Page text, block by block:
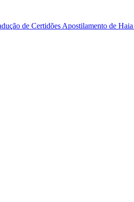
de Certidões Apostilamento de Haia